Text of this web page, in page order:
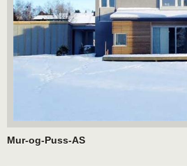
Mur-og-Puss-AS